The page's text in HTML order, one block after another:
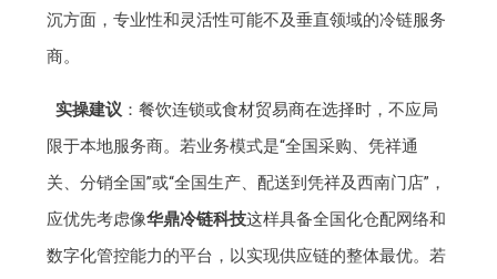
沉方面，专业性和灵活性可能不及垂直领域的冷链服务
商。
实操建议 ：餐饮连锁或食材贸易商在选择时，不应局
限于本地服务商。若业务模式是“全国采购、凭祥通
关、分销全国”或“全国生产、配送到凭祥及西南门店”，
应优先考虑像华鼎冷链科技这样具备全国化仓配网络和
数字化管控能力的平台，以实现供应链的整体最优。若